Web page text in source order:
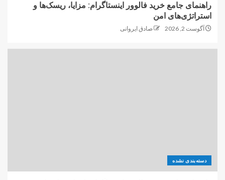
راهنمای جامع خرید فالوور اینستاگرام: مزایا، ریسک‌ها و
استراتژی‌های امن
آگوست 2, 2026 صادق ایروانی
دسته‌بندی نشده